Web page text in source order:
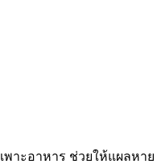
าะอาหาร ช่วยให้แผลหาย